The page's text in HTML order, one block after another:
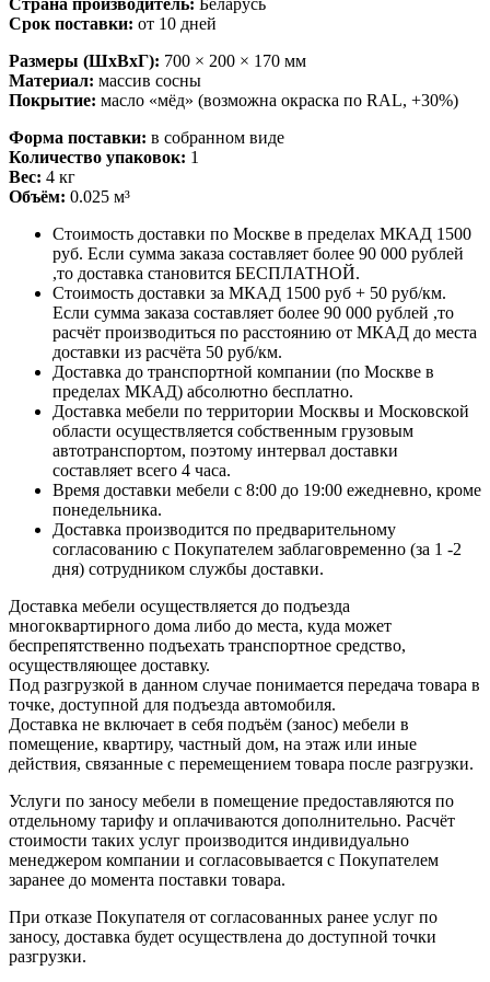
Срок поставки: от 10 дней
Размеры (ШхВхГ): 700 × 200 × 170 мм
Материал: массив сосны
Покрытие: масло «мёд» (возможна окраска по RAL, +30%)
Форма поставки: в собранном виде
Количество упаковок: 1
Вес: 4 кг
Объём: 0.025 м³
Стоимость доставки по Москве в пределах МКАД 1500
руб. Если сумма заказа составляет более 90 000 рублей
,то доставка становится БЕСПЛАТНОЙ.
Стоимость доставки за МКАД 1500 руб + 50 руб/км.
Если сумма заказа составляет более 90 000 рублей ,то
расчёт производиться по расстоянию от МКАД до места
доставки из расчёта 50 руб/км.
Доставка до транспортной компании (по Москве в
пределах МКАД) абсолютно бесплатно.
Доставка мебели по территории Москвы и Московской
области осуществляется собственным грузовым
автотранспортом, поэтому интервал доставки
составляет всего 4 часа.
Время доставки мебели с 8:00 до 19:00 ежедневно, кроме
понедельника.
Доставка производится по предварительному
согласованию с Покупателем заблаговременно (за 1 -2
дня) сотрудником службы доставки.
Доставка мебели осуществляется до подъезда
многоквартирного дома либо до места, куда может
беспрепятственно подъехать транспортное средство,
осуществляющее доставку.
Под разгрузкой в данном случае понимается передача товара в
точке, доступной для подъезда автомобиля.
Доставка не включает в себя подъём (занос) мебели в
помещение, квартиру, частный дом, на этаж или иные
действия, связанные с перемещением товара после разгрузки.
Услуги по заносу мебели в помещение предоставляются по
отдельному тарифу и оплачиваются дополнительно. Расчёт
стоимости таких услуг производится индивидуально
менеджером компании и согласовывается с Покупателем
заранее до момента поставки товара.
При отказе Покупателя от согласованных ранее услуг по
заносу, доставка будет осуществлена до доступной точки
разгрузки.